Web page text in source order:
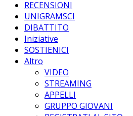
RECENSIONI
UNIGRAMSCI
DIBATTITO
Iniziative
SOSTIENICI
Altro
VIDEO
STREAMING
APPELLI
GRUPPO GIOVANI